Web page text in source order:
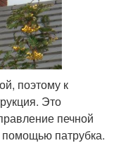
поэтому к
Это
печной
помощью патрубка.